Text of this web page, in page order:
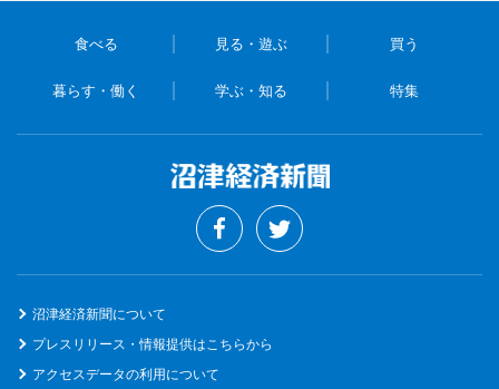
食べる 見る・遊ぶ 買う
暮らす・働く 学ぶ・知る 特集
沼津経済新聞について
プレスリリース・情報提供はこちらから
アクセスデータの利用について